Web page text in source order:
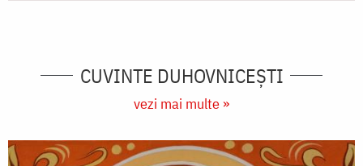
CUVINTE DUHOVNICEȘTI
vezi mai multe »